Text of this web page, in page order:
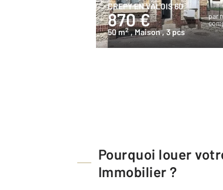
CREPY EN VALOIS 60
870 €
par
50 m2 , Maison, 3 pcs
Pourquoi louer
Immobilier ?